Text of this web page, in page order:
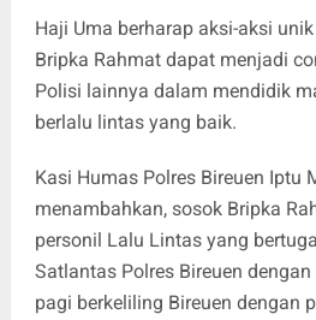
Haji Uma berharap aksi-aksi
Bripka Rahmat dapat menjadi
Polisi lainnya dalam mendidik
berlalu lintas yang baik.
Kasi Humas Polres Bireuen Iptu
menambahkan, sosok Bripka
personil Lalu Lintas yang
Satlantas Polres Bireuen
pagi berkeliling Bireuen dengan